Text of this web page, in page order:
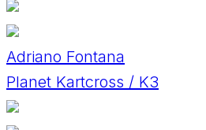
Adriano Fontana
Planet Kartcross / K3